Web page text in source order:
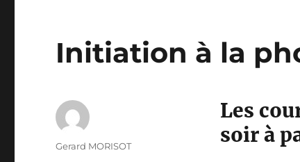
Initiation à la
Les
soir à
Auteur
Gerard MORISOT